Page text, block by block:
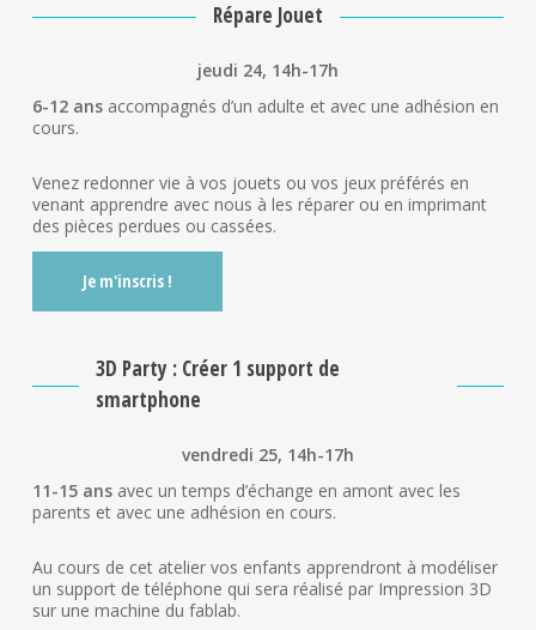
Répare Jouet
jeudi 24, 14h-17h
6-12 ansaccompagnés d’un adulte et avec une adhésion en
cours.
Venez redonner vie à vos jouets ou vos jeux préférés en
venant apprendre avec nous à les réparer ou en imprimant
des pièces perdues ou cassées.
Je m'inscris !
3D Party : Créer 1 support de
smartphone
vendredi 25, 14h-17h
11-15 ansavec un temps d’échange en amont avec les
parents et avec une adhésion en cours.
Au cours de cet atelier vos enfants apprendront à modéliser
un support de téléphone qui sera réalisé par Impression 3D
sur une machine du fablab.